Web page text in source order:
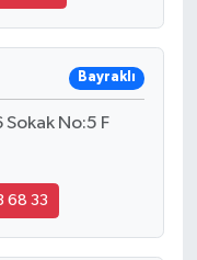
Bayraklı
No:5 F
68 33